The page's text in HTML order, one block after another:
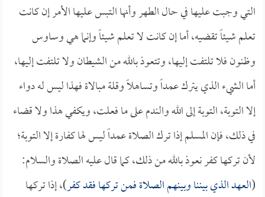
التي وجبت عليها في حال الطهر وأنها التبس عليها الأمر إن كانت
تعلم شيئاً تقضيه، أما إن كانت لا تعلم شيئاً وإنما هي وساوس
وظنون فلا تلتفت إليها، وتتعوذ بالله من الشيطان ولا تلتفت إليها،
أما الشيء الذي يترك عمداً وتساهلاً وقلة مبالاة فهذا ليس له دواء
إلا التوبة، التوبة إلى الله والندم على ما فعلت، ويكفي هذا ولا قضاء
في ذلك، فإن المسلم إذا ترك الصلاة عمداً ليس لها كفارة إلا التوبة؛
لأن تركها كفر نعوذ بالله من ذلك، كما قال عليه الصلاة والسلام:
(العهد الذي بيننا وبينهم الصلاة فمن تركها فقد كفر)، إذا تركها